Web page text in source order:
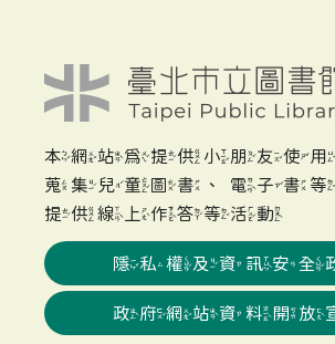
本網站為提供小朋友使用
蒐集兒童圖書、電子書
提供線上作答等活動
隱私權及資訊安全
政府網站資料開放